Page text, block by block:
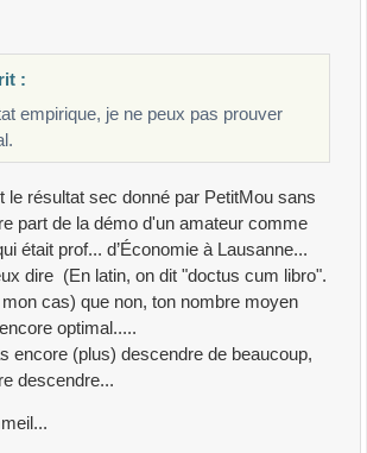
:
empirique, je ne peux pas prouver
le résultat sec donné par PetitMou sans
part de la démo d'un amateur comme
était prof... d’Économie à Lausanne...
dire (En latin, on dit "doctus cum libro".
cas) que non, ton nombre moyen
optimal.....
encore (plus) descendre de beaucoup,
descendre...